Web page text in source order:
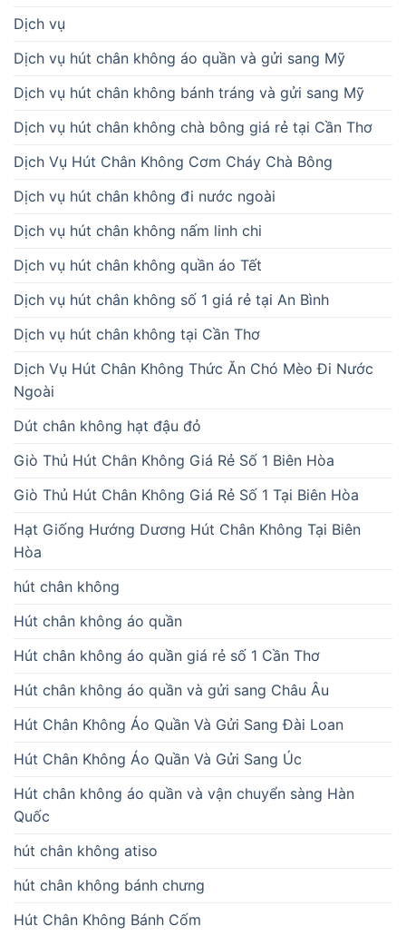
Dịch vụ
Dịch vụ hút chân không áo quần và gửi sang Mỹ
Dịch vụ hút chân không bánh tráng và gửi sang Mỹ
Dịch vụ hút chân không chà bông giá rẻ tại Cần Thơ
Dịch Vụ Hút Chân Không Cơm Cháy Chà Bông
Dịch vụ hút chân không đi nước ngoài
Dịch vụ hút chân không nấm linh chi
Dịch vụ hút chân không quần áo Tết
Dịch vụ hút chân không số 1 giá rẻ tại An Bình
Dịch vụ hút chân không tại Cần Thơ
Dịch Vụ Hút Chân Không Thức Ăn Chó Mèo Đi Nước
Ngoài
Dút chân không hạt đậu đỏ
Giò Thủ Hút Chân Không Giá Rẻ Số 1 Biên Hòa
Giò Thủ Hút Chân Không Giá Rẻ Số 1 Tại Biên Hòa
Hạt Giống Hướng Dương Hút Chân Không Tại Biên
Hòa
hút chân không
Hút chân không áo quần
Hút chân không áo quần giá rẻ số 1 Cần Thơ
Hút chân không áo quần và gửi sang Châu Âu
Hút Chân Không Áo Quần Và Gửi Sang Đài Loan
Hút Chân Không Áo Quần Và Gửi Sang Úc
Hút chân không áo quần và vận chuyển sàng Hàn
Quốc
hút chân không atiso
hút chân không bánh chưng
Hút Chân Không Bánh Cốm